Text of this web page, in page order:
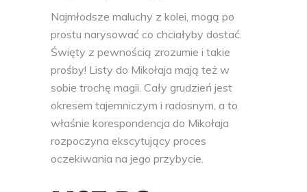
Najmłodsze maluchy z kolei, mogą po
prostu narysować co chciałyby dostać.
Święty z pewnością zrozumie i takie
prośby! Listy do Mikołaja mają też w
sobie trochę magii. Cały grudzień jest
okresem tajemniczym i radosnym, a to
właśnie korespondencja do Mikołaja
rozpoczyna ekscytujący proces
oczekiwania na jego przybycie.